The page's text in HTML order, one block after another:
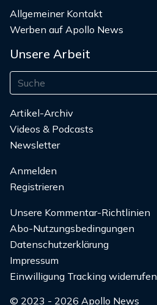
Allgemeiner Kontakt
Werben auf Apollo News
Unsere Arbeit
Artikel-Archiv
Videos & Podcasts
Newsletter
Anmelden
Registrieren
Unsere Kommentar-Richtlinien
Abo-Nutzungsbedingungen
Datenschutzerklärung
Impressum
Einwilligung Tracking widerrufen
© 2023 - 2026 Apollo News